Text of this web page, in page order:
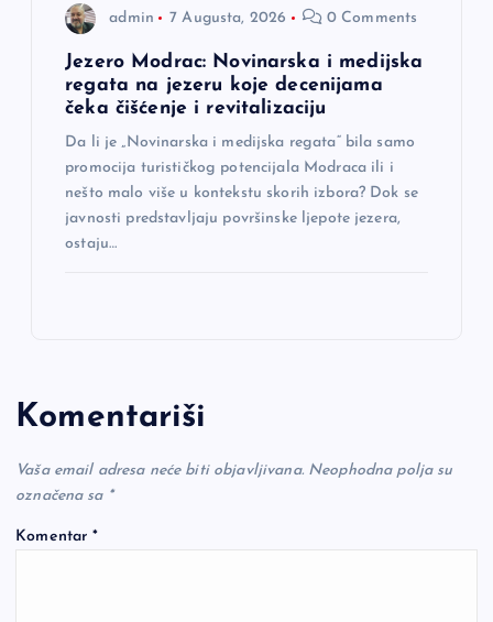
admin 7 Augusta, 2026 0 Comments
Jezero Modrac: Novinarska i medijska
regata na jezeru koje decenijama
čeka čišćenje i revitalizaciju
Da li je „Novinarska i medijska regata“ bila samo
promocija turističkog potencijala Modraca ili i
nešto malo više u kontekstu skorih izbora? Dok se
javnosti predstavljaju površinske ljepote jezera,
ostaju…
Komentariši
Vaša email adresa neće biti objavljivana. Neophodna polja su
označena sa *
Komentar*